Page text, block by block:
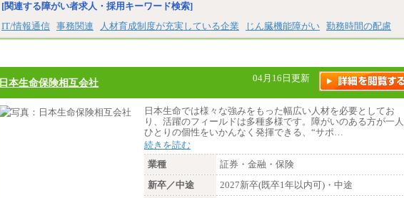
[関連する障がい者求人・採用キーワード検索]
IT/情報通信 事務関連 人材育成制度が充実している企業 じん臓機能障がい 勤務時間の配慮
日本生命保険相互会社 04月16日更新
日本生命では様々な強みをもった幅広い人材を必要としてお
り、活躍のフィールドは多種多様です。障がいのある方が一人
ひとりの個性をいかんなく発揮できる、“サポ…
続きを読む
業種
証券・金融・保険
新卒／中途
2027新卒(既卒1年以内可)・中途